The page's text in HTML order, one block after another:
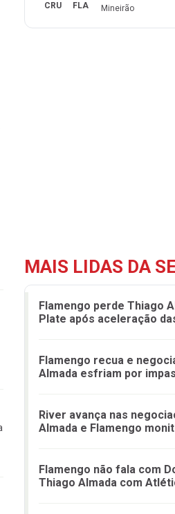
CRU FLA Mineirão
MAIS LIDAS DA
Flamengo perde Thiago
Plate após aceleração
Flamengo recua e
Almada esfriam por
River avança nas
Almada e Flamengo
Flamengo não fala com
Thiago Almada com